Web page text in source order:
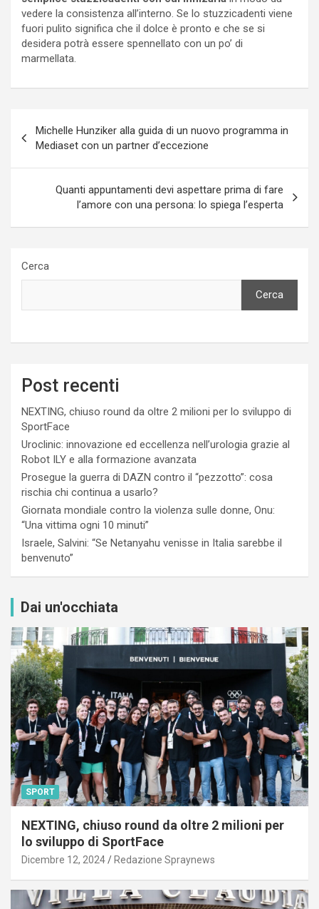
vedere la consistenza all’interno. Se lo stuzzicadenti viene
fuori pulito significa che il dolce è pronto e che se si
desidera potrà essere spennellato con un po’ di
marmellata.
articoli
Michelle Hunziker alla guida di un nuovo programma in
Mediaset con un partner d’eccezione
Quanti appuntamenti devi aspettare prima di fare
l’amore con una persona: lo spiega l’esperta
Cerca
Cerca
Post recenti
NEXTING, chiuso round da oltre 2 milioni per lo sviluppo di
SportFace
Uroclinic: innovazione ed eccellenza nell’urologia grazie al
Robot ILY e alla formazione avanzata
Prosegue la guerra di DAZN contro il “pezzotto”: cosa
rischia chi continua a usarlo?
Giornata mondiale contro la violenza sulle donne, Onu:
“Una vittima ogni 10 minuti”
Israele, Salvini: “Se Netanyahu venisse in Italia sarebbe il
benvenuto”
Dai un'occhiata
SPORT
NEXTING, chiuso round da oltre 2 milioni per
lo sviluppo di SportFace
Dicembre 12, 2024 Redazione Spraynews